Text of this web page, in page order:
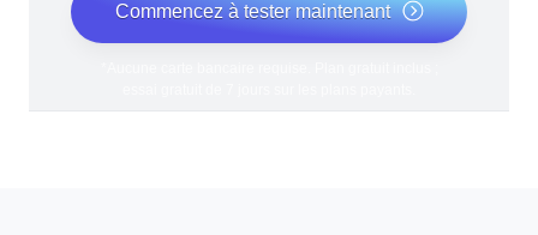
Commencez à tester maintenant